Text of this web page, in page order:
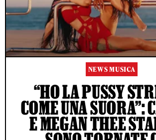
NEWS MUSICA
“HO LA PUSSY
COME UNA SUORA”:
E MEGAN THEE